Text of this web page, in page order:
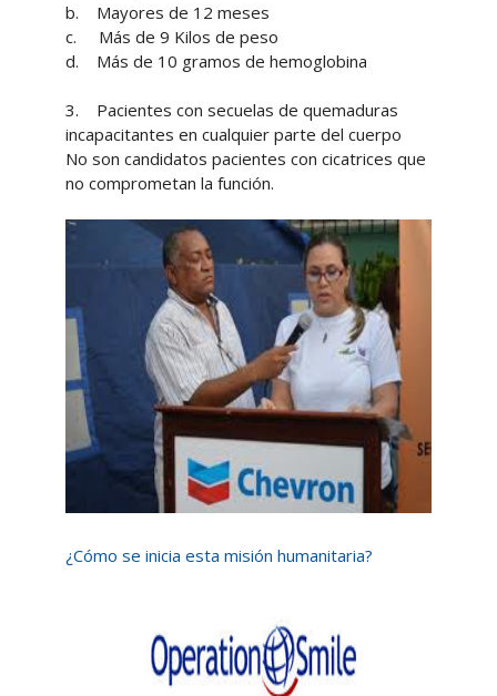
b. Mayores de 12 meses
c. Más de 9 Kilos de peso
d. Más de 10 gramos de hemoglobina
3. Pacientes con secuelas de quemaduras
incapacitantes en cualquier parte del cuerpo
No son candidatos pacientes con cicatrices que
no comprometan la función.
¿Cómo se inicia esta misión humanitaria?